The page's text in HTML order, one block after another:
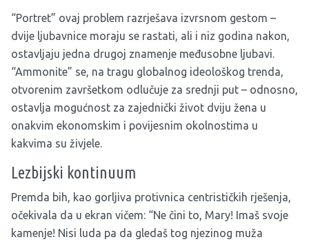
“Portret” ovaj problem razrješava izvrsnom gestom –
dvije ljubavnice moraju se rastati, ali i niz godina nakon,
ostavljaju jedna drugoj znamenje međusobne ljubavi.
“Ammonite” se, na tragu globalnog ideološkog trenda,
otvorenim završetkom odlučuje za srednji put – odnosno,
ostavlja mogućnost za zajednički život dviju žena u
onakvim ekonomskim i povijesnim okolnostima u
kakvima su živjele.
Lezbijski kontinuum
Premda bih, kao gorljiva protivnica centrističkih rješenja,
očekivala da u ekran vičem: “Ne čini to, Mary! Imaš svoje
kamenje! Nisi luda pa da gledaš tog njezinog muža